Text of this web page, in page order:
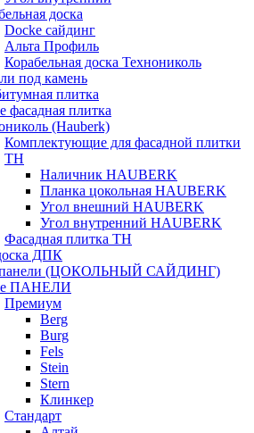
доска
Docke сайдинг
Альта Профиль
Корабельная доска Технониколь
под камень
плитка
фасадная плитка
(Hauberk)
Комплектующие для фасадной плитки
ТН
Наличник HAUBERK
Планка цокольная HAUBERK
Угол внешний HAUBERK
Угол внутренний HAUBERK
Фасадная плитка ТН
ДПК
панели (ЦОКОЛЬНЫЙ САЙДИНГ)
ПАНЕЛИ
Премиум
Berg
Burg
Fels
Stein
Stern
Клинкер
Стандарт